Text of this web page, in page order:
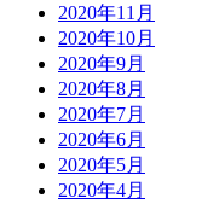
2020年11月
2020年10月
2020年9月
2020年8月
2020年7月
2020年6月
2020年5月
2020年4月